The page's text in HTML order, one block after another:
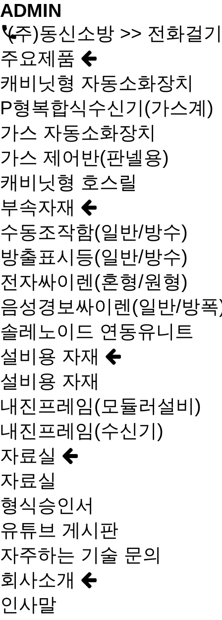
ADMIN
(주)동신소방 >> 전화걸
주요제품
캐비닛형 자동소화장치
P형복합식수신기(가스계)
가스 자동소화장치
가스 제어반(판넬용)
캐비닛형 호스릴
부속자재
수동조작함(일반/방수)
방출표시등(일반/방수)
전자싸이렌(혼형/원형)
음성경보싸이렌(일반/방
솔레노이드 연동유니트
설비용 자재
설비용 자재
내진프레임(모듈러설비)
내진프레임(수신기)
자료실
자료실
형식승인서
유튜브 게시판
자주하는 기술 문의
회사소개
인사말